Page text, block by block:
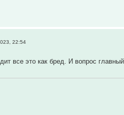
22:54
все это как бред. И вопрос